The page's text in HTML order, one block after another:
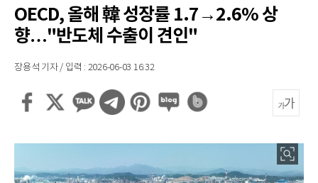
OECD, 올해 韓 성장률 1.7→2.6% 상
향…"반도체 수출이 견인"
장용석 기자 / 입력 : 2026-06-03 16:32